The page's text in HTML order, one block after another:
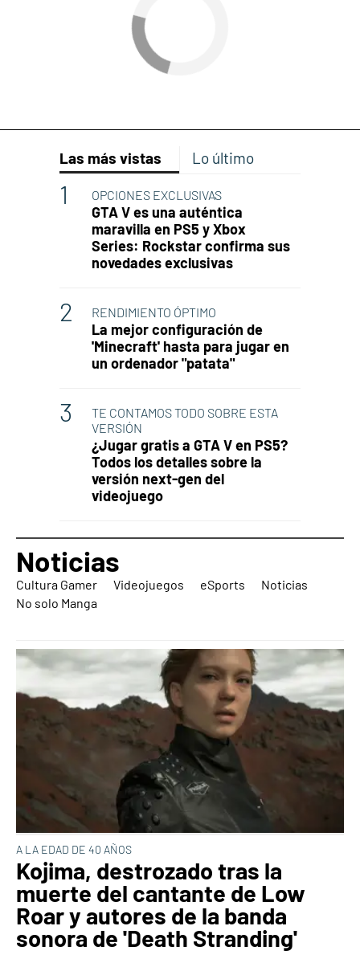
Las más vistas Lo último
OPCIONES EXCLUSIVAS
GTA V es una auténtica
maravilla en PS5 y Xbox
Series: Rockstar confirma sus
novedades exclusivas
RENDIMIENTO ÓPTIMO
La mejor configuración de
'Minecraft' hasta para jugar en
un ordenador "patata"
TE CONTAMOS TODO SOBRE ESTA
VERSIÓN
¿Jugar gratis a GTA V en PS5?
Todos los detalles sobre la
versión next-gen del
videojuego
Noticias
Cultura Gamer Videojuegos eSports
Noticias
No solo Manga
A LA EDAD DE 40 AÑOS
Kojima, destrozado tras la
muerte del cantante de Low
Roar y autores de la banda
sonora de 'Death Stranding'